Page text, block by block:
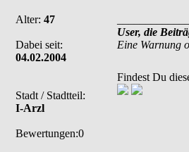
Alter: 47
Dabei seit:
04.02.2004
Stadt / Stadtteil:
I-Arzl
Bewertungen:0
User, die
Eine Warnung
Findest Du